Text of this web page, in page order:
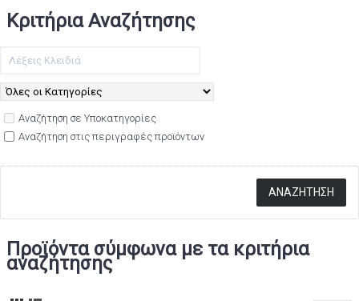
Κριτήρια Αναζήτησης
Αναζήτηση σε Υποκατηγορίες
Αναζήτηση στις περιγραφές προϊόντων
Προϊόντα σύμφωνα με τα κριτήρια
αναζήτησης